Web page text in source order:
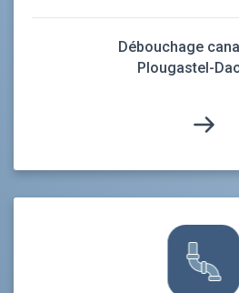
Débouchage
Plougastel-